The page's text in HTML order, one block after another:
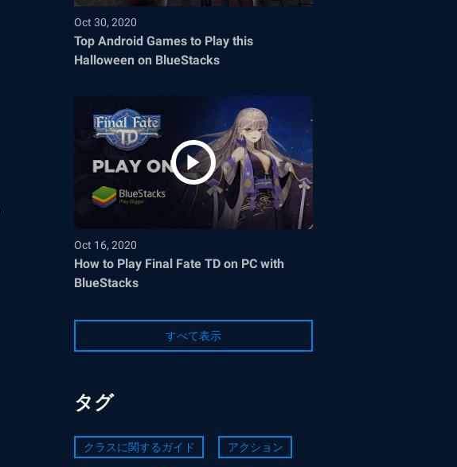
Oct 30, 2020
Top Android Games to Play this
Halloween on BlueStacks
Oct 16, 2020
How to Play Final Fate TD on PC with
BlueStacks
すべて表示
タグ
クラスに関するガイド アクション